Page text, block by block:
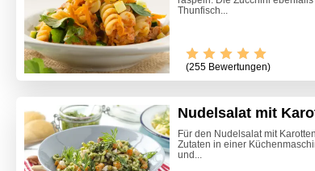
Thunfisch...
(255 Bewertungen)
Nudelsalat mit
Für den Nudelsalat mit
Zutaten in einer
und...